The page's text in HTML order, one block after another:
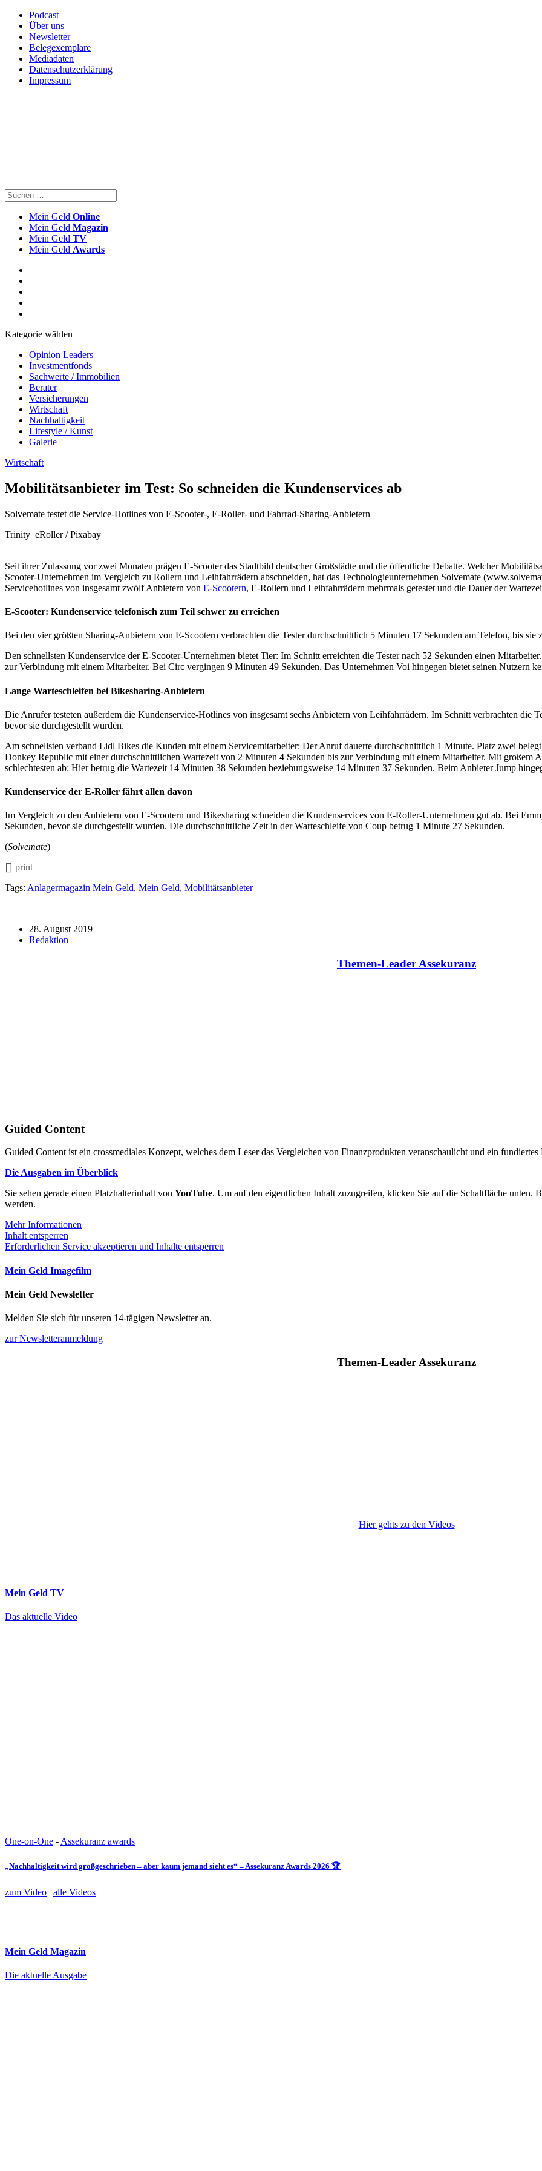
Podcast
Über uns
Newsletter
Belegexemplare
Mediadaten
Datenschutzerklärung
Impressum
Mein Geld Online
Mein Geld Magazin
Mein Geld TV
Mein Geld Awards
Kategorie wählen
Opinion Leaders
Investmentfonds
Sachwerte / Immobilien
Berater
Versicherungen
Wirtschaft
Nachhaltigkeit
Lifestyle / Kunst
Galerie
Wirtschaft
Mobilitätsanbieter im Test: So schneiden die Kundenservices ab
Solvemate testet die Service-Hotlines von E-Scooter-, E-Roller- und Fahrrad-Sharing-Anbietern
Trinity_eRoller / Pixabay
Seit ihrer Zulassung vor zwei Monaten prägen E-Scooter das Stadtbild deutscher Großstädte und die öffentliche Debatte. Welcher
Scooter-Unternehmen im Vergleich zu Rollern und Leihfahrrädern abschneiden, hat das Technologieunternehmen Solvemate
Servicehotlines von insgesamt zwölf Anbietern von E-Scootern, E-Rollern und Leihfahrrädern mehrmals getestet und die Dauer der
E-Scooter: Kundenservice telefonisch zum Teil schwer zu erreichen
Bei den vier größten Sharing-Anbietern von E-Scootern verbrachten die Tester durchschnittlich 5 Minuten 17 Sekunden am Telefon, bis sie
Den schnellsten Kundenservice der E-Scooter-Unternehmen bietet Tier: Im Schnitt erreichten die Tester nach 52 Sekunden einen
zur Verbindung mit einem Mitarbeiter. Bei Circ vergingen 9 Minuten 49 Sekunden. Das Unternehmen Voi hingegen bietet seinen Nutzern
Lange Warteschleifen bei Bikesharing-Anbietern
Die Anrufer testeten außerdem die Kundenservice-Hotlines von insgesamt sechs Anbietern von Leihfahrrädern. Im Schnitt verbrachten die
bevor sie durchgestellt wurden.
Am schnellsten verband Lidl Bikes die Kunden mit einem Servicemitarbeiter: Der Anruf dauerte durchschnittlich 1 Minute. Platz zwei
Donkey Republic mit einer durchschnittlichen Wartezeit von 2 Minuten 4 Sekunden bis zur Verbindung mit einem Mitarbeiter. Mit großem
schlechtesten ab: Hier betrug die Wartezeit 14 Minuten 38 Sekunden beziehungsweise 14 Minuten 37 Sekunden. Beim Anbieter Jump
Kundenservice der E-Roller fährt allen davon
Im Vergleich zu den Anbietern von E-Scootern und Bikesharing schneiden die Kundenservices von E-Roller-Unternehmen gut ab. Bei
Sekunden, bevor sie durchgestellt wurden. Die durchschnittliche Zeit in der Warteschleife von Coup betrug 1 Minute 27 Sekunden.
(Solvemate)
print
Tags: Anlagermagazin Mein Geld, Mein Geld, Mobilitätsanbieter
28. August 2019
Redaktion
Themen-Leader Assekuranz
Guided Content
Guided Content ist ein crossmediales Konzept, welches dem Leser das Vergleichen von Finanzprodukten veranschaulicht und ein
Die Ausgaben im Überblick
Sie sehen gerade einen Platzhalterinhalt von YouTube. Um auf den eigentlichen Inhalt zuzugreifen, klicken Sie auf die Schaltfläche unten.
werden.
Mehr Informationen
Inhalt entsperren
Erforderlichen Service akzeptieren und Inhalte entsperren
Mein Geld Imagefilm
Mein Geld Newsletter
Melden Sie sich für unseren 14-tägigen Newsletter an.
zur Newsletteranmeldung
Themen-Leader Assekuranz
Hier gehts zu den Videos
Mein Geld TV
Das aktuelle Video
One-on-One - Assekuranz awards
„Nachhaltigkeit wird großgeschrieben – aber kaum jemand sieht es“ – Assekuranz Awards 2026 🏆
zum Video | alle Videos
Mein Geld Magazin
Die aktuelle Ausgabe